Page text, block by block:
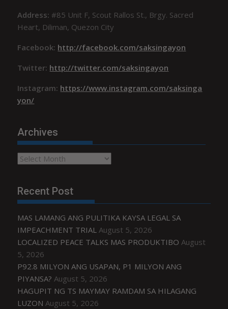
Address:#85 Unit F, Scout Rallos St., Brgy. Sacred
Heart, Diliman, Quezon City
Facebook: http://facebook.com/saksingayon
Twitter: http://twitter.com/saksingayon
Instagram: https://www.instagram.com/saksinga
yon/
Archives
Archives
Recent Post
MAS LAMANG ANG PULITIKA KAYSA LEGAL SA
IMPEACHMENT TRIAL August 5, 2026
LOCALIZED PEACE TALKS MAS PRODUKTIBO August
5, 2026
P92.8 MILYON ANG USAPAN, P1 MILYON ANG
PIYANSA? August 5, 2026
HAGUPIT NG TS MAYMAY RAMDAM SA HILAGANG
LUZON August 5, 2026